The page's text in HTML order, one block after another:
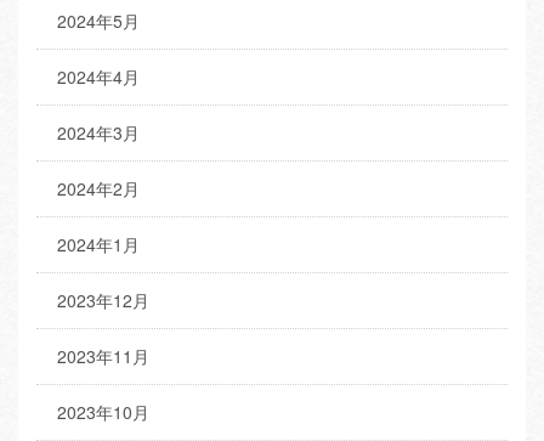
2024年5月
2024年4月
2024年3月
2024年2月
2024年1月
2023年12月
2023年11月
2023年10月